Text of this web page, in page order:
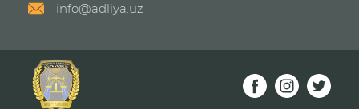
info@adliya.uz